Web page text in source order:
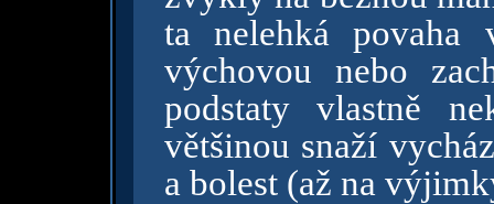
ta nelehká povaha
výchovou nebo
podstaty vlastně
většinou snaží
a bolest (až na